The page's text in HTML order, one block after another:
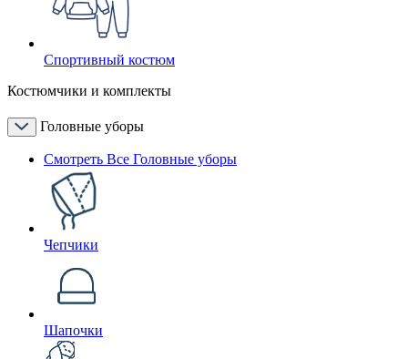
Спортивный костюм
Костюмчики и комплекты
Головные уборы
Смотреть Все Головные уборы
Чепчики
Шапочки